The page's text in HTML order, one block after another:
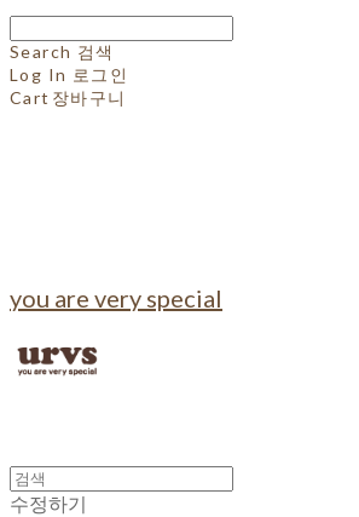
Search 검색
Log In 로그인
Cart 장바구니
you are very special
수정하기